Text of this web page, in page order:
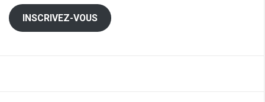
INSCRIVEZ-VOUS